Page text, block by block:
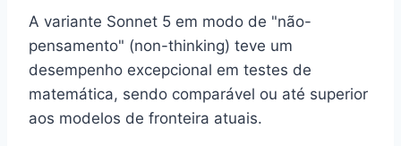
A variante Sonnet 5 em modo de "não-
pensamento" (non-thinking) teve um
desempenho excepcional em testes de
matemática, sendo comparável ou até superior
aos modelos de fronteira atuais.